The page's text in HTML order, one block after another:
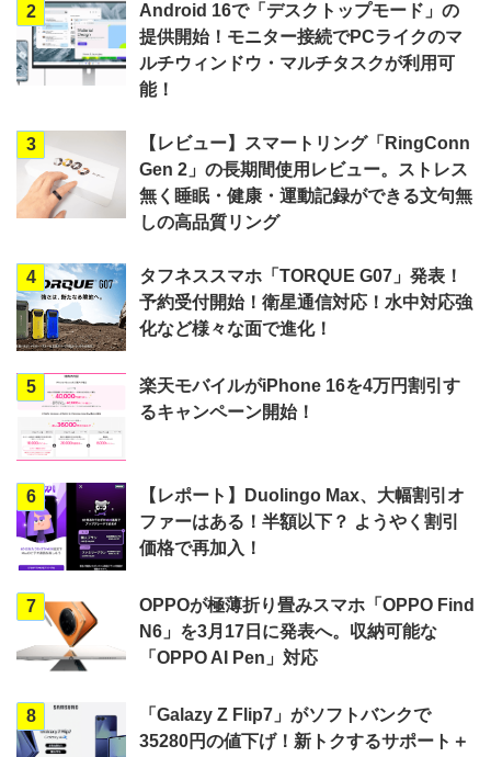
2
Android 16で「デスクトップモード」の
提供開始！モニター接続でPCライクのマ
ルチウィンドウ・マルチタスクが利用可
能！
3
【レビュー】スマートリング「RingConn
Gen 2」の長期間使用レビュー。ストレス
無く睡眠・健康・運動記録ができる文句無
しの高品質リング
4
タフネススマホ「TORQUE G07」発表！
予約受付開始！衛星通信対応！水中対応強
化など様々な面で進化！
5
楽天モバイルがiPhone 16を4万円割引す
るキャンペーン開始！
6
【レポート】Duolingo Max、大幅割引オ
ファーはある！半額以下？ ようやく割引
価格で再加入！
7
OPPOが極薄折り畳みスマホ「OPPO Find
N6」を3月17日に発表へ。収納可能な
「OPPO AI Pen」対応
8
「Galazy Z Flip7」がソフトバンクで
35280円の値下げ！新トクするサポート＋